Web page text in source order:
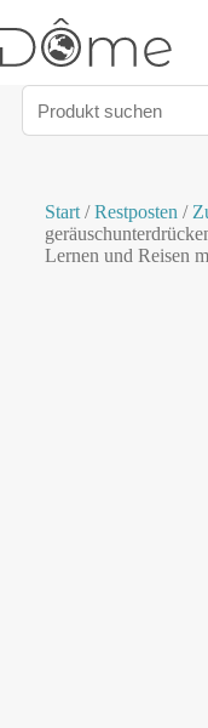
Start/Restposten /
Lernen und Reisen